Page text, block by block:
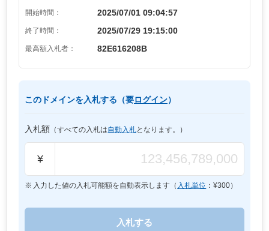
開始時間： 2025/07/01 09:04:57
終了時間： 2025/07/29 19:15:00
最高額入札者： 82E616208B
このドメインを入札する（要ログイン）
入札額 （すべての入札は自動入札となります。）
¥
入力した値の入札可能額を自動表示します（ 入札単位 ：¥300）